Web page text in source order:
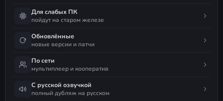
Для слабых ПК
пойдут на старом железе
Обновлённые
новые версии и патчи
По сети
мультиплеер и кооператив
С русской озвучкой
полный дубляж на русском